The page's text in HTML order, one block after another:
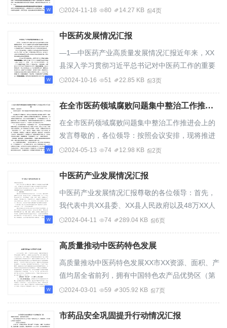
题和不正之风专项整治行动以来，针对医疗器械...
2024-11-18 80 14.27 KB 4页
中医药发展情况汇报
—1—中医药产业高质量发展情况汇报近年来，XX
县深入学习贯彻习近平总书记对中医药工作的重要
指示精神，将XX大健康产业作为促进中医药传承...
2024-10-16 51 22.85 KB 3页
在全市医药领域腐败问题集中整治工作推进会上的发言
在全市医药领域腐败问题集中整治工作推进会上的
发言尊敬的，各位领导：按照会议安排，现将推进
医药领域腐败问题集中整治工作情况汇报如下：集
心指导下，围绕六方面3...
2024-05-13 74 12.98 KB 2页
中医药产业发展情况汇报
中医药产业发展情况汇报尊敬的各位领导：首先，
我代表中共XX县委、XX县人民政府以及48万XX人
民，对XX局长及各位领导长期以来对XX经济社会发
心感谢！下面，我就XX中...
2024-04-11 74 289.04 KB 6页
高质量推动中医药特色发展
高质量推动中医药特色发展XX市XX资源、面积、产
值均居全省前列，拥有中国特色农产品优势区（第
四批）、国家出口食品农产品（XX）质量安全示范
被纳入国家发改委中...
2024-03-01 59 305.92 KB 7页
市药品安全巩固提升行动情况汇报